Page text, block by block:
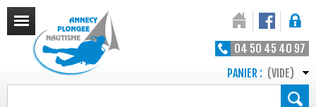
04 50 45 40 97
PANIER : (VIDE)